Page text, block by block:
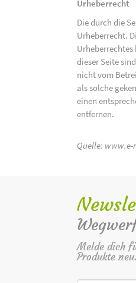
Urheberrecht
Die durch die
Urheberrecht.
dieser Seite
nicht vom
als solche
einen
entfernen.
Quelle: www.e-
Melde dich
Produkte